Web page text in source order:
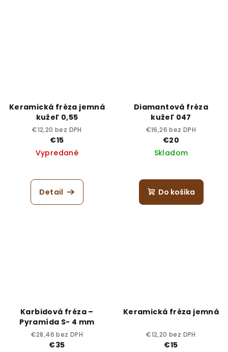
Keramická fréza jemná
kužeľ 0,55
€12,20 bez DPH
€15
Vypredané
Detail
Diamantová fréza
kužeľ 047
€16,26 bez DPH
€20
Skladom
Do košíka
Karbidová fréza –
Pyramída S- 4 mm
€28,46 bez DPH
€35
Keramická fréza jemná
€12,20 bez DPH
€15